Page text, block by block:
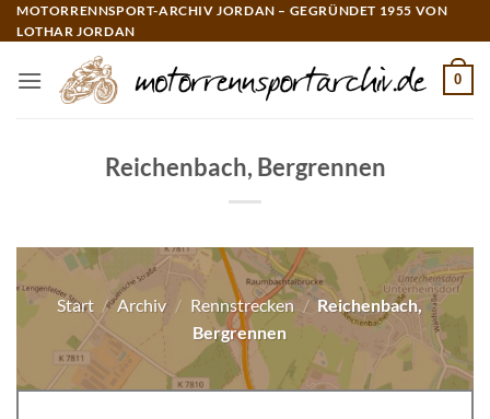
Zum
Inhalt
MOTORRENNSPORT-ARCHIV JORDAN – GEGRÜNDET 1955 VON
LOTHAR JORDAN
0
Reichenbach, Bergrennen
Start / Archiv / Rennstrecken / Reichenbach,
Bergrennen